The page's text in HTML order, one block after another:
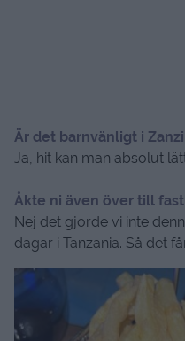
Är det barnvänligt i
Ja, hit kan man absolut
Åkte ni även över till
Nej det gjorde vi inte
dagar i Tanzania. Så det